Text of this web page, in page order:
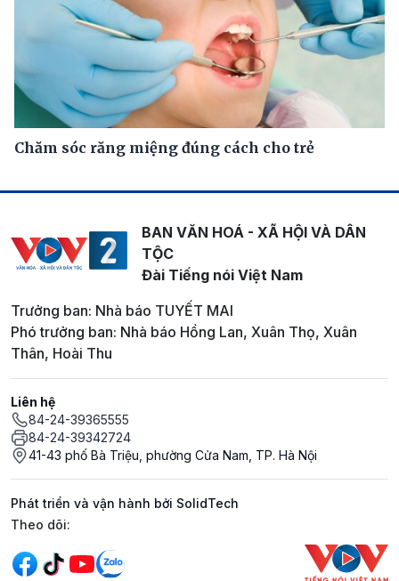
Chăm sóc răng miệng đúng cách cho trẻ
BAN VĂN HOÁ - XÃ HỘI VÀ DÂN
TỘC
Đài Tiếng nói Việt Nam
Trưởng ban: Nhà báo TUYẾT MAI
Phó trưởng ban: Nhà báo Hồng Lan, Xuân Thọ, Xuân
Thân, Hoài Thu
Liên hệ
84-24-39365555
84-24-39342724
41-43 phố Bà Triệu, phường Cửa Nam, TP. Hà Nội
Phát triển và vận hành bởi SolidTech
Mạng xã hội
Theo dõi: